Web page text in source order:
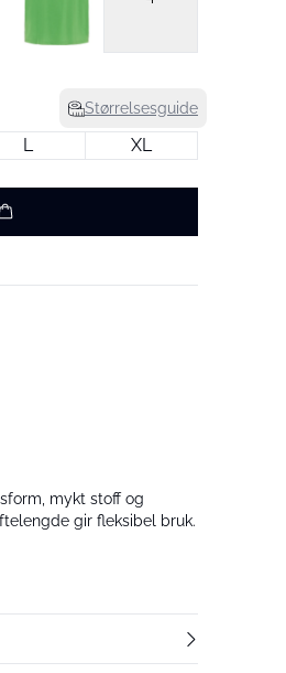
Størrelsesguide
L
XL
mykt stoff og
gir fleksibel bruk.